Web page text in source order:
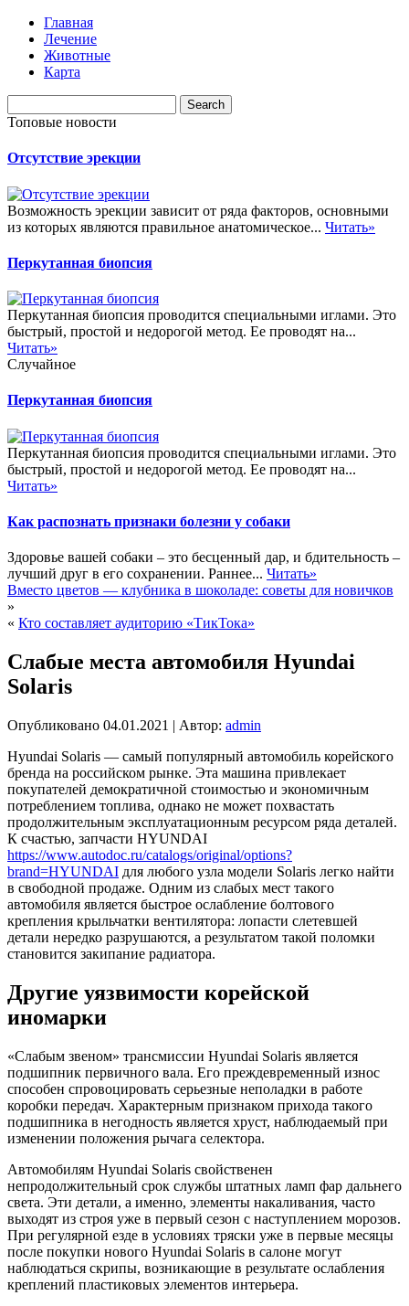
Главная
Лечение
Животные
Карта
Топовые новости
Отсутствие эрекции
Возможность эрекции зависит от ряда факторов, основными
из которых являются правильное анатомическое... Читать»
Перкутанная биопсия
Перкутанная биопсия проводится специальными иглами. Это
быстрый, простой и недорогой метод. Ее проводят на...
Читать»
Случайное
Перкутанная биопсия
Перкутанная биопсия проводится специальными иглами. Это
быстрый, простой и недорогой метод. Ее проводят на...
Читать»
Как распознать признаки болезни у собаки
Здоровье вашей собаки – это бесценный дар, и бдительность –
лучший друг в его сохранении. Раннее... Читать»
Вместо цветов — клубника в шоколаде: советы для новичков
»
« Кто составляет аудиторию «ТикТока»
Слабые места автомобиля Hyundai
Solaris
Опубликовано 04.01.2021 | Автор: admin
Hyundai Solaris — самый популярный автомобиль корейского
бренда на российском рынке. Эта машина привлекает
покупателей демократичной стоимостью и экономичным
потреблением топлива, однако не может похвастать
продолжительным эксплуатационным ресурсом ряда деталей.
К счастью, запчасти HYUNDAI
https://www.autodoc.ru/catalogs/original/options?
brand=HYUNDAI для любого узла модели Solaris легко найти
в свободной продаже. Одним из слабых мест такого
автомобиля является быстрое ослабление болтового
крепления крыльчатки вентилятора: лопасти слетевшей
детали нередко разрушаются, а результатом такой поломки
становится закипание радиатора.
Другие уязвимости корейской
иномарки
«Слабым звеном» трансмиссии Hyundai Solaris является
подшипник первичного вала. Его преждевременный износ
способен спровоцировать серьезные неполадки в работе
коробки передач. Характерным признаком прихода такого
подшипника в негодность является хруст, наблюдаемый при
изменении положения рычага селектора.
Автомобилям Hyundai Solaris свойственен
непродолжительный срок службы штатных ламп фар дальнего
света. Эти детали, а именно, элементы накаливания, часто
выходят из строя уже в первый сезон с наступлением морозов.
При регулярной езде в условиях тряски уже в первые месяцы
после покупки нового Hyundai Solaris в салоне могут
наблюдаться скрипы, возникающие в результате ослабления
креплений пластиковых элементов интерьера.